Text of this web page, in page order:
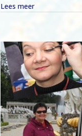
Lees meer